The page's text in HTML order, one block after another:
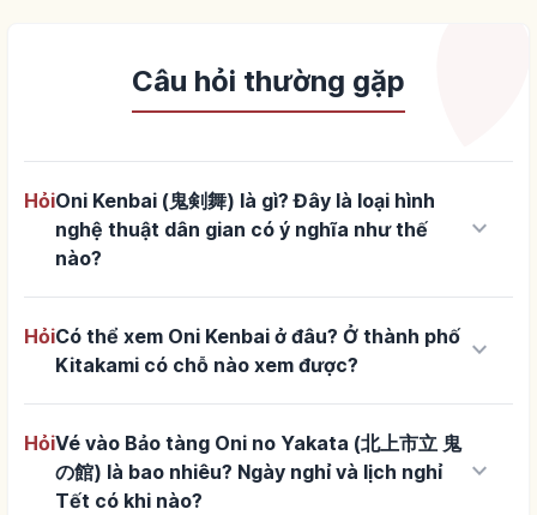
Câu hỏi thường gặp
HỏiOni Kenbai (鬼剣舞) là gì? Đây là loại hình
nghệ thuật dân gian có ý nghĩa như thế
nào?
keyboard_arrow_down
HỏiCó thể xem Oni Kenbai ở đâu? Ở thành phố
Kitakami có chỗ nào xem được?
keyboard_arrow_down
HỏiVé vào Bảo tàng Oni no Yakata (北上市立 鬼
の館) là bao nhiêu? Ngày nghỉ và lịch nghỉ
Tết có khi nào?
keyboard_arrow_down